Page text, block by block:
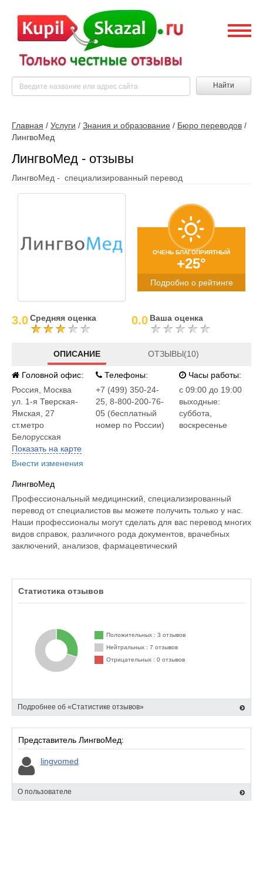
Найти
Главная / Услуги / Знания и образование / Бюро переводов /
ЛингвоМед
ЛингвоМед - отзывы
ЛингвоМед - специализированный перевод
ОЧЕНЬ БЛАГОПРИЯТНЫЙ
+25°
Подробно о рейтинге
3.0Средняя оценка 0.0 Ваша оценка
ОПИСАНИЕ ОТЗЫВЫ(10)
Головной офис:
Россия
Москва
ул. 1-я Тверская-
Ямская, 27
ст.метро
Белорусская
Показать на карте
Внести изменения
Телефоны:
+7 (499) 350-24-
25, 8-800-200-76-
05 (бесплатный
номер по России)
Часы работы:
c 09:00 до 19:00
выходные:
суббота,
воскресенье
ЛингвоМед
Профессиональный медицинский, специализированный
перевод от специалистов вы можете получить только у нас.
Наши профессионалы могут сделать для вас перевод многих
видов справок, различного рода документов, врачебных
заключений, анализов, фармацевтический
Статистика отзывов
Положительных : 3 отзывов
Нейтральных : 7 отзывов
Отрицательных : 0 отзывов
Подробнее об «Статистике отзывов»
Представитель ЛингвоМед:
lingvomed
О пользователе